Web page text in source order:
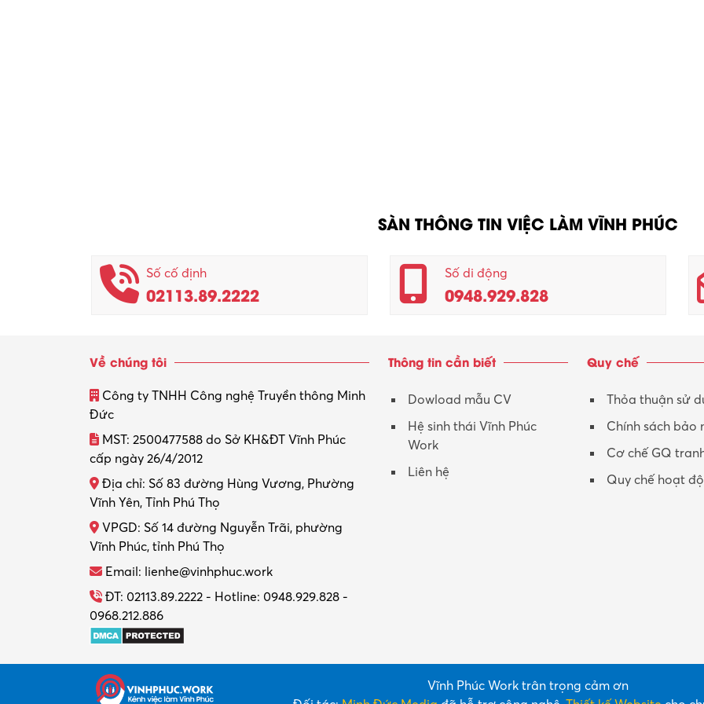
SÀN THÔNG TIN VIỆC LÀM VĨNH PHÚC
Số cố định
02113.89.2222
Số di động
0948.929.828
Về chúng tôi
Công ty TNHH Công nghệ Truyền thông Minh
Đức
MST: 2500477588 do Sở KH&ĐT Vĩnh Phúc
cấp ngày 26/4/2012
Địa chỉ: Số 83 đường Hùng Vương, Phường
Vĩnh Yên, Tỉnh Phú Thọ
VPGD: Số 14 đường Nguyễn Trãi, phường
Vĩnh Phúc, tỉnh Phú Thọ
Email: lienhe@vinhphuc.work
ĐT: 02113.89.2222 - Hotline: 0948.929.828 -
0968.212.886
Thông tin cần biết
Dowload mẫu CV
Hệ sinh thái Vĩnh Phúc
Work
Liên hệ
Quy chế
Thỏa thuận sử
Chính sách bảo
Cơ chế GQ
Quy chế hoạt
Vĩnh Phúc Work trân trọng cảm ơn